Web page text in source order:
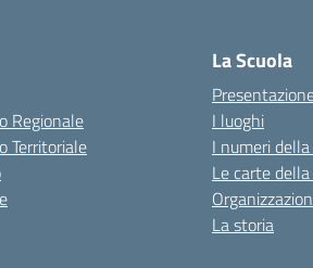
Regionale
Territoriale
La Scuola
I luoghi
I numeri
Le carte
La storia